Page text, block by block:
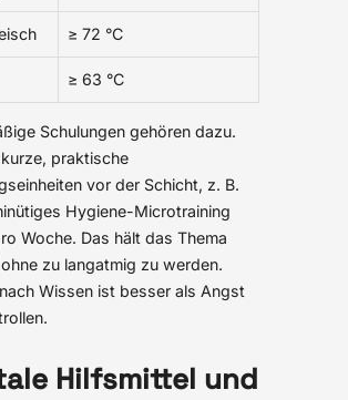
≥ 72 °C
≥ 63 °C
Schulungen gehören dazu.
praktische
vor der Schicht, z. B.
Hygiene-Microtraining
Woche. Das hält das Thema
zu langatmig zu werden.
Wissen ist besser als Angst
Hilfsmittel und